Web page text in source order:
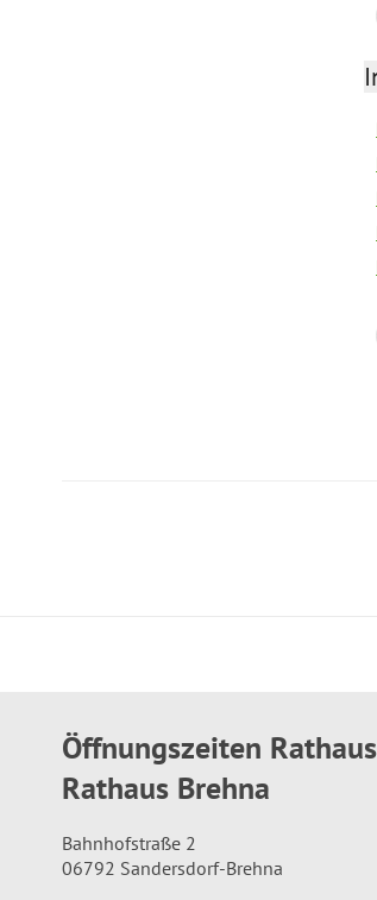
Öffnungszeiten
Rathaus Brehna
Bahnhofstraße 2
06792 Sandersdorf-Brehna